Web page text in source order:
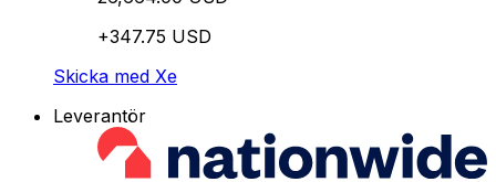
+347.75 USD
Skicka med Xe
Leverantör